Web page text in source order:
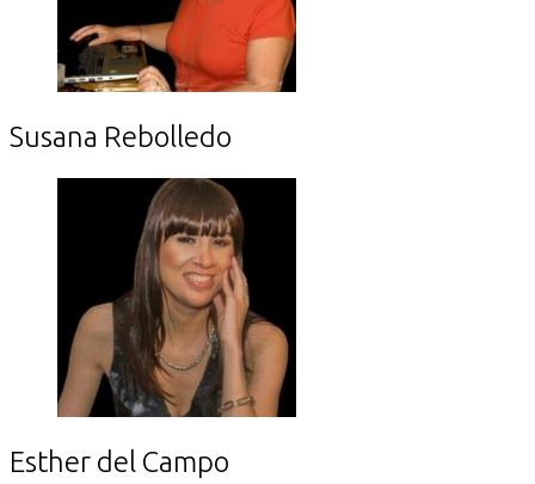
Susana Rebolledo
Esther del Campo